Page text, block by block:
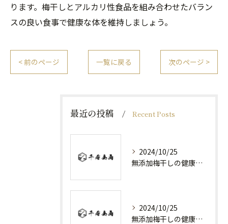
ります。梅干しとアルカリ性食品を組み合わせたバラン
スの良い食事で健康な体を維持しましょう。
< 前のページ 一覧に戻る 次のページ >
最近の投稿 Recent Posts
2024/10/25
無添加梅干しの健康効果と日常の取り入れ方
2024/10/25
無添加梅干しの健康効果と選び方